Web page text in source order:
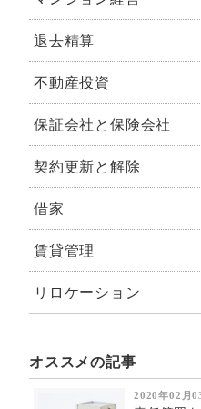
退去精算
不動産投資
保証会社と保険会社
契約更新と解除
借家
賃貸管理
リロケーション
オススメの記事
2020年02月